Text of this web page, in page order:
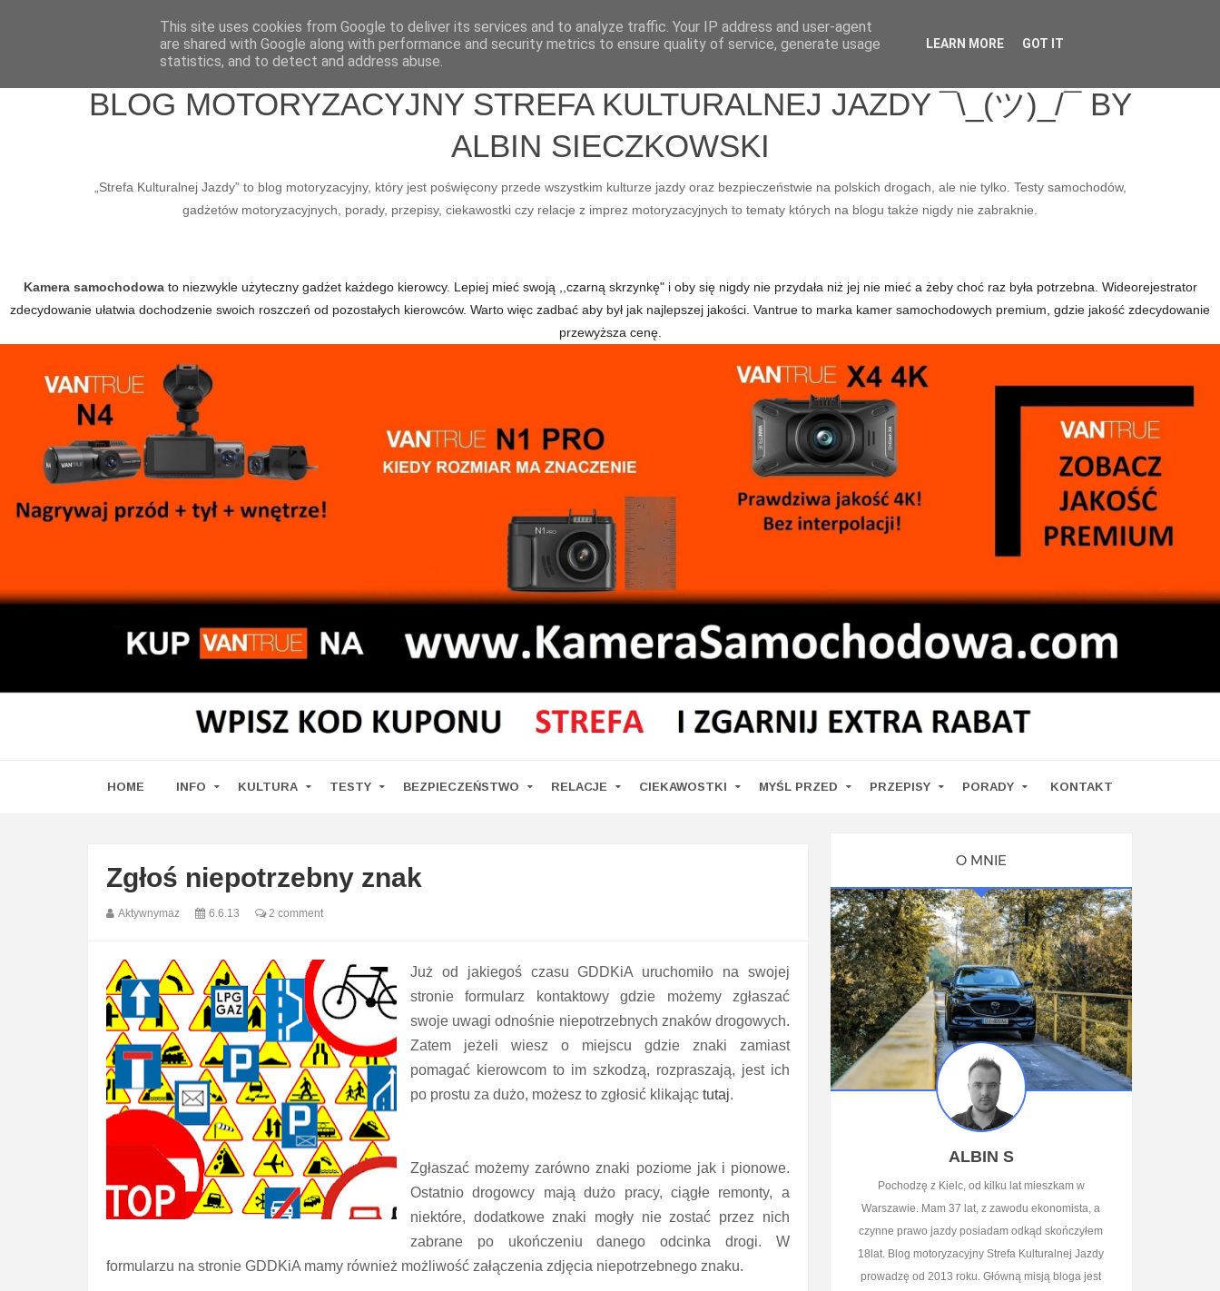
Wlepy Media O mnie Kontakt / Współpraca
BLOG MOTORYZACYJNY STREFA KULTURALNEJ JAZDY ¯\_(ツ)_/¯ BY
ALBIN SIECZKOWSKI
„Strefa Kulturalnej Jazdy” to blog motoryzacyjny, który jest poświęcony przede wszystkim kulturze jazdy oraz bezpieczeństwie na polskich drogach, ale nie tylko. Testy samochodów,
gadżetów motoryzacyjnych, porady, przepisy, ciekawostki czy relacje z imprez motoryzacyjnych to tematy których na blogu także nigdy nie zabraknie.
Kamera samochodowato niezwykle użyteczny gadżet każdego kierowcy. Lepiej mieć swoją ,,czarną skrzynkę" i oby się nigdy nie przydała niż jej nie mieć a żeby choć raz była potrzebna. Wideorejestrator
zdecydowanie ułatwia dochodzenie swoich roszczeń od pozostałych kierowców. Warto więc zadbać aby był jak najlepszej jakości. Vantrue to marka kamer samochodowych premium, gdzie jakość zdecydowanie
przewyższa cenę.
HOME INFO KULTURA TESTY BEZPIECZEŃSTWO RELACJE CIEKAWOSTKI MYŚL PRZED PRZEPISY PORADY KONTAKT
Zgłoś niepotrzebny znak
Aktywnymaz 6.6.13 2 comment
Już od jakiegoś czasu GDDKiA uruchomiło na swojej
stronie formularz kontaktowy gdzie możemy zgłaszać
swoje uwagi odnośnie niepotrzebnych znaków drogowych.
Zatem jeżeli wiesz o miejscu gdzie znaki zamiast
pomagać kierowcom to im szkodzą, rozpraszają, jest ich
po prostu za dużo, możesz to zgłosić klikając tutaj.
Zgłaszać możemy zarówno znaki poziome jak i pionowe.
Ostatnio drogowcy mają dużo pracy, ciągłe remonty, a
niektóre, dodatkowe znaki mogły nie zostać przez nich
zabrane po ukończeniu danego odcinka drogi. W
formularzu na stronie GDDKiA mamy również możliwość załączenia zdjęcia niepotrzebnego znaku.
O MNIE
ALBIN S
Pochodzę z Kielc, od kilku lat mieszkam w
Warszawie. Mam 37 lat, z zawodu ekonomista, a
czynne prawo jazdy posiadam odkąd skończyłem
18lat. Blog motoryzacyjny Strefa Kulturalnej Jazdy
prowadzę od 2013 roku. Główną misją bloga jest
This site uses cookies from Google to deliver its services and to analyze traffic. Your IP address and user-agent
are shared with Google along with performance and security metrics to ensure quality of service, generate usage
statistics, and to detect and address abuse.
LEARN MORE GOT IT